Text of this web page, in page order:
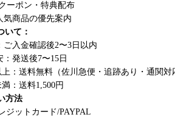
ーポン・特典配布
気商品の優先案内
いて：
ご入金確認後2〜3日以内
：発送後7〜15日
上：送料無料（佐川急便・追跡あり・通関対
満：送料1,500円
方法
ジットカード/PAYPAL